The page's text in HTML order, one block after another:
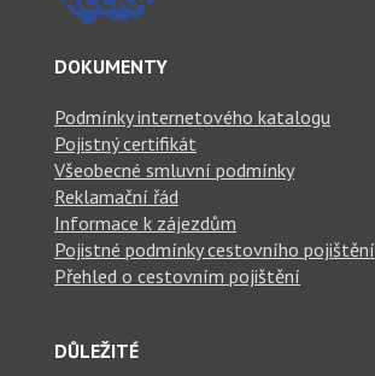
DOKUMENTY
Podmínky internetového katalogu
Pojistný certifikát
Všeobecné smluvní podmínky
Reklamační řád
Informace k zájezdům
Pojistné podmínky cestovního pojištění
Přehled o cestovním pojištění
DŮLEŽITÉ